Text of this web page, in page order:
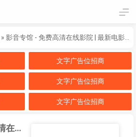
»
文字广告位招商
文字广告位招商
文字广告位招商
影音专馆 - 免费高清在线影院 | 最新电影、电视剧、综艺、动漫无广告观看